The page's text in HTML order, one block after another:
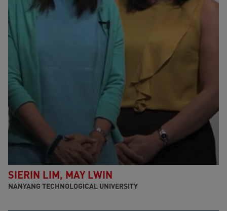
SIERIN LIM, MAY LWIN
NANYANG TECHNOLOGICAL UNIVERSITY